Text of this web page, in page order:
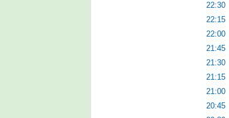
22:30
22:15
22:00
21:45
21:30
21:15
21:00
20:45